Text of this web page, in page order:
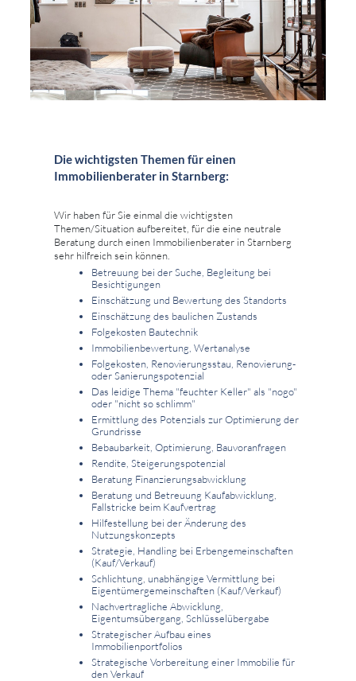
Die wichtigsten Themen für einen
Immobilienberater in Starnberg:
Wir haben für Sie einmal die wichtigsten
Themen/Situation aufbereitet, für die eine neutrale
Beratung durch einen Immobilienberater in Starnberg
sehr hilfreich sein können.
Betreuung bei der Suche, Begleitung bei
Besichtigungen
Einschätzung und Bewertung des Standorts
Einschätzung des baulichen Zustands
Folgekosten Bautechnik
Immobilienbewertung, Wertanalyse
Folgekosten, Renovierungsstau, Renovierung-
oder Sanierungspotenzial
Das leidige Thema "feuchter Keller" als "nogo"
oder "nicht so schlimm"
Ermittlung des Potenzials zur Optimierung der
Grundrisse
Bebaubarkeit, Optimierung, Bauvoranfragen
Rendite, Steigerungspotenzial
Beratung Finanzierungsabwicklung
Beratung und Betreuung Kaufabwicklung,
Fallstricke beim Kaufvertrag
Hilfestellung bei der Änderung des
Nutzungskonzepts
Strategie, Handling bei Erbengemeinschaften
(Kauf/Verkauf)
Schlichtung, unabhängige Vermittlung bei
Eigentümergemeinschaften (Kauf/Verkauf)
Nachvertragliche Abwicklung,
Eigentumsübergang, Schlüsselübergabe
Strategischer Aufbau eines
Immobilienportfolios
Strategische Vorbereitung einer Immobilie für
den Verkauf